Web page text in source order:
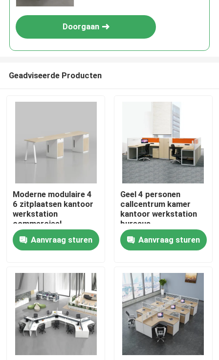
Producten
Over ons
Doorgaan
Geadviseerde Producten
Moderne modulaire 4
6 zitplaatsen kantoor
werkstation
commercieel
personeel kantoor
bureau met privacy
scherm
Aanvraag sturen
Geel 4 personen
callcentrum kamer
kantoor werkstation
bureaus
Aanvraag sturen